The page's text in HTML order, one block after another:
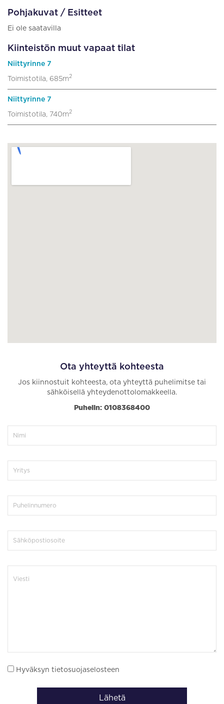
Pohjakuvat / Esitteet
Ei ole saatavilla
Kiinteistön muut vapaat tilat
Niittyrinne 7
Toimistotila, 685m2
Niittyrinne 7
Toimistotila, 740m2
Ota yhteyttä kohteesta
Jos kiinnostuit kohteesta, ota yhteyttä puhelimitse tai
sähköisellä yhteydenottolomakkeella.
Puhelin: 0108368400
Hyväksyn tietosuojaselosteen
Lähetä